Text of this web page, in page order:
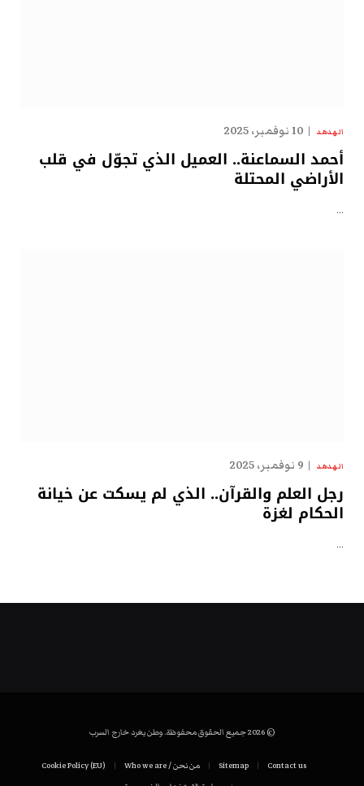
الهدهد 10 نوفمبر، 2025
أحمد السماعنة.. العميل الذي تجوّل في قلب
الأراضي المحتلة
…
الهدهد 9 نوفمبر، 2025
رجل العلم والقرآن.. الذي لم يسكت عن خيانة
الحكام لغزة
…
© 2026 جميع الحقوق محفوظة. وطن يغرد خارج السرب
Contact us
Sitemap من نحن / Who we are
Cookie Policy (EU)